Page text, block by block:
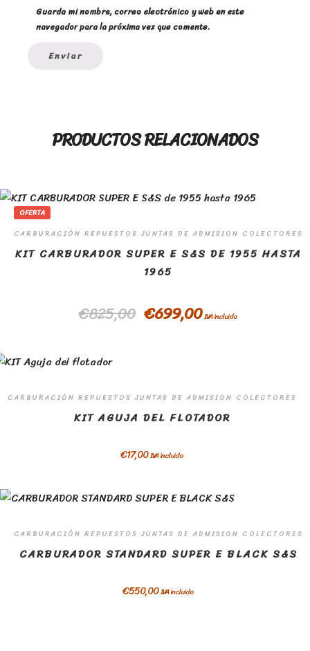
Guarda mi nombre, correo electrónico y web en este
navegador para la próxima vez que comente.
PRODUCTOS RELACIONADOS
OFERTA
CARBURACIÓN REPUESTOS JUNTAS DE ADMISION COLECTORES
KIT CARBURADOR SUPER E S&S DE 1955 HASTA
1965
€825,00 €699,00IVA incluido
CARBURACIÓN REPUESTOS JUNTAS DE ADMISION COLECTORES
KIT AGUJA DEL FLOTADOR
€17,00IVA incluido
CARBURACIÓN REPUESTOS JUNTAS DE ADMISION COLECTORES
CARBURADOR STANDARD SUPER E BLACK S&S
€550,00IVA incluido